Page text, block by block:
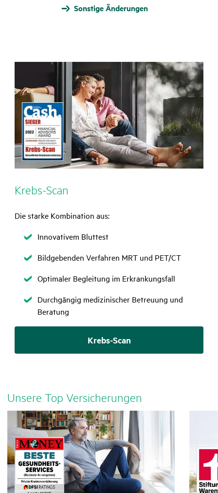
Sonstige Änderungen
Krebs-Scan
Die starke Kombination aus:
Zutreffend
Innovativem Bluttest
Zutreffend
Bildgebenden Verfahren MRT und PET/CT
Zutreffend
Optimaler Begleitung im Erkrankungsfall
Zutreffend
Durchgängig medizinischer Betreuung und
Beratung
Krebs-Scan
Unsere Top Versi­che­rungen